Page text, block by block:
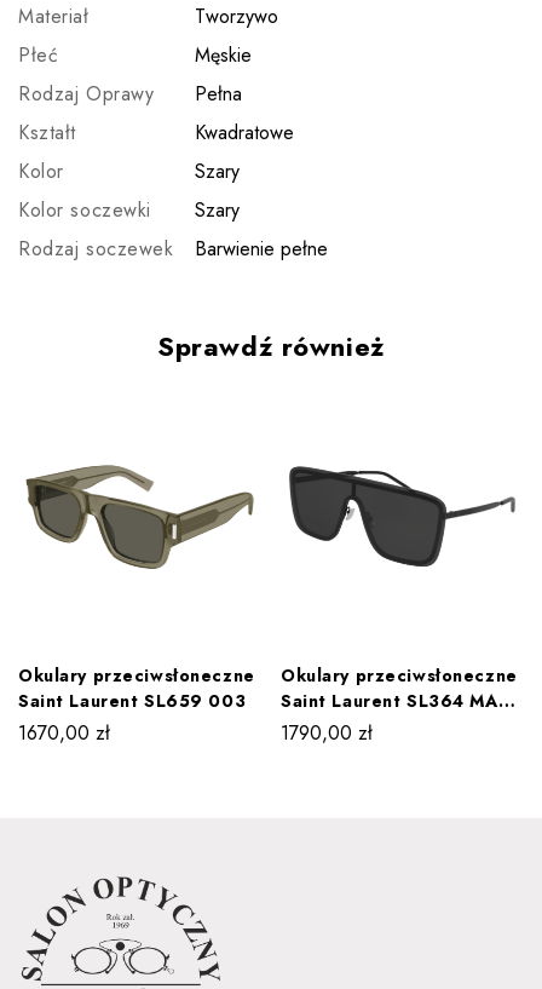
Materiał
Tworzywo
Płeć
Męskie
Rodzaj Oprawy
Pełna
Kształt
Kwadratowe
Kolor
Szary
Kolor soczewki
Szary
Rodzaj soczewek
Barwienie pełne
Sprawdź również
Okulary przeciwsłoneczne
Saint Laurent SL659 003
1670,00 zł
Okulary przeciwsłoneczne
Saint Laurent SL364 MASK
002
1790,00 zł